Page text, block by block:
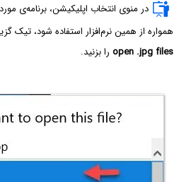
در منوی انتخاب اپلیکیشن، برنامه‌ی
همواره از همین نرم‌افزار استفاده شود، تیک
open .jpg files‌ را بزنید.